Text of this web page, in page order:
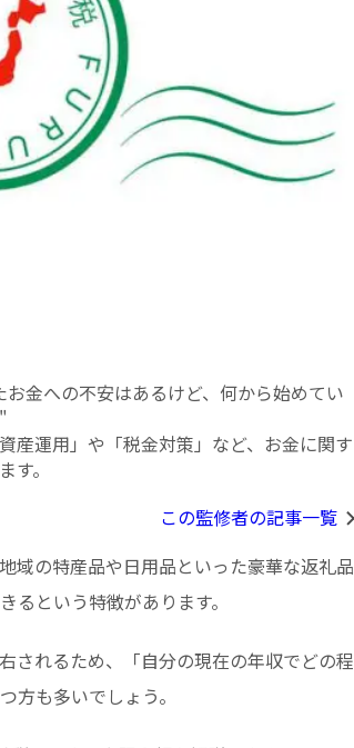
⾦への不安はあるけど、何から始めてい
産運用」や「税金対策」など、お金に関す
す。
この監修者の記事一覧
域の特産品や日用品といった豪華な返礼品
るという特徴があります。
されるため、「自分の現在の年収でどの程
方も多いでしょう。